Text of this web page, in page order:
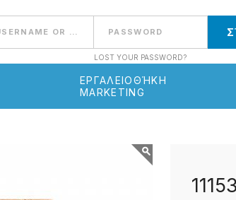
LOST YOUR PASSWORD?
ΕΡΓΑΛΕΙΟΘΉΚΗ
MARKETING
11153